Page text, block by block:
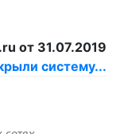
от 31.07.2019
систему...